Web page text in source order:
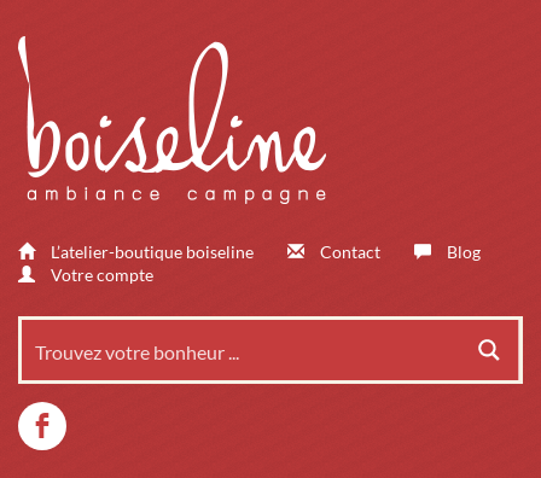
L’atelier-boutique boiseline Contact
Blog
Votre compte